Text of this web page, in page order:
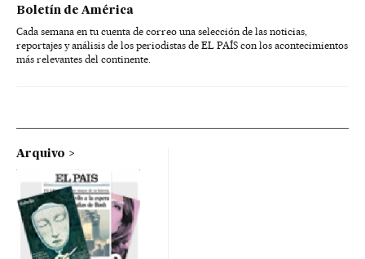
Boletín de América
Cada semana en tu cuenta de correo una selección de las noticias,
reportajes y análisis de los periodistas de EL PAÍS con los acontecimientos
más relevantes del continente.
Arquivo